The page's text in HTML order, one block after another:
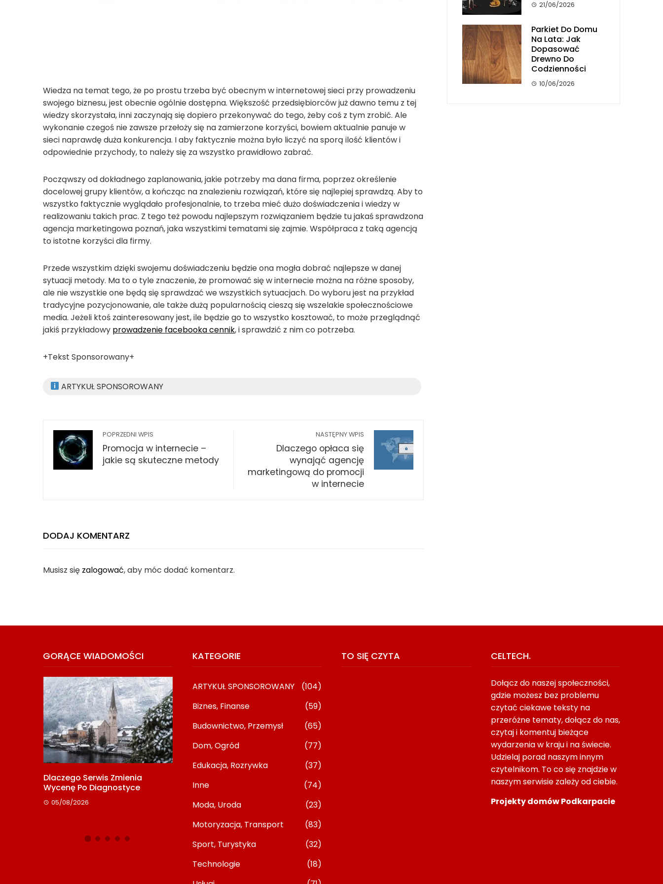
Wiedza na temat tego, że po prostu trzeba być obecnym w internetowej sieci przy prowadzeniu
swojego biznesu, jest obecnie ogólnie dostępna. Większość przedsiębiorców już dawno temu z tej
wiedzy skorzystała, inni zaczynają się dopiero przekonywać do tego, żeby coś z tym zrobić. Ale
wykonanie czegoś nie zawsze przełoży się na zamierzone korzyści, bowiem aktualnie panuje w
sieci naprawdę duża konkurencja. I aby faktycznie można było liczyć na sporą ilość klientów i
odpowiednie przychody, to należy się za wszystko prawidłowo zabrać.
Począwszy od dokładnego zaplanowania, jakie potrzeby ma dana firma, poprzez określenie
docelowej grupy klientów, a kończąc na znalezieniu rozwiązań, które się najlepiej sprawdzą. Aby to
wszystko faktycznie wyglądało profesjonalnie, to trzeba mieć dużo doświadczenia i wiedzy w
realizowaniu takich prac. Z tego też powodu najlepszym rozwiązaniem będzie tu jakaś sprawdzona
agencja marketingowa poznań, jaka wszystkimi tematami się zajmie. Współpraca z taką agencją
to istotne korzyści dla firmy.
Przede wszystkim dzięki swojemu doświadczeniu będzie ona mogła dobrać najlepsze w danej
sytuacji metody. Ma to o tyle znaczenie, że promować się w internecie można na różne sposoby,
ale nie wszystkie one będą się sprawdzać we wszystkich sytuacjach. Do wyboru jest na przykład
tradycyjne pozycjonowanie, ale także dużą popularnością cieszą się wszelakie społecznościowe
media. Jeżeli ktoś zainteresowany jest, ile będzie go to wszystko kosztować, to może przeglądnąć
jakiś przykładowy prowadzenie facebooka cennik, i sprawdzić z nim co potrzeba.
+Tekst Sponsorowany+
ARTYKUŁ SPONSOROWANY
POPRZEDNI WPIS
Promocja w internecie –
jakie są skuteczne metody
NASTĘPNY WPIS
Dlaczego opłaca się
wynająć agencję
marketingową do promocji
w internecie
DODAJ KOMENTARZ
Musisz się zalogować, aby móc dodać komentarz.
21/06/2026
Parkiet Do Domu
Na Lata: Jak
Dopasować
Drewno Do
Codzienności
10/06/2026
GORĄCE WIADOMOŚCI
Dlaczego Serwis Zmienia
Wycenę Po Diagnostyce
05/08/2026
Początkujących: Kontakt Z
Kiedy Lekarz Online Kieruje Na
Wizytę Stacjonarną
23/06/2026
Błędy We Wdrożeniu KSeF:
Ryzyka Organizacyjne
Parkiet Do Domu Na
Dopasować Drewno
Codzienności
KATEGORIE
ARTYKUŁ SPONSOROWANY
(104)
Biznes, Finanse
(59)
Budownictwo, Przemysł
(65)
Dom, Ogród
(77)
Edukacja, Rozrywka
(37)
Inne
(74)
Moda, Uroda
(23)
Motoryzacja, Transport
(83)
Sport, Turystyka
(32)
Technologie
(18)
TO SIĘ CZYTA CELTECH.
Dołącz do naszej społeczności,
gdzie możesz bez problemu
czytać ciekawe teksty na
przeróżne tematy, dołącz do nas,
czytaj i komentuj bieżące
wydarzenia w kraju i na świecie.
Udzielaj porad naszym innym
czytelnikom. To co się znajdzie w
naszym serwisie zależy od ciebie.
Projekty domów Podkarpacie